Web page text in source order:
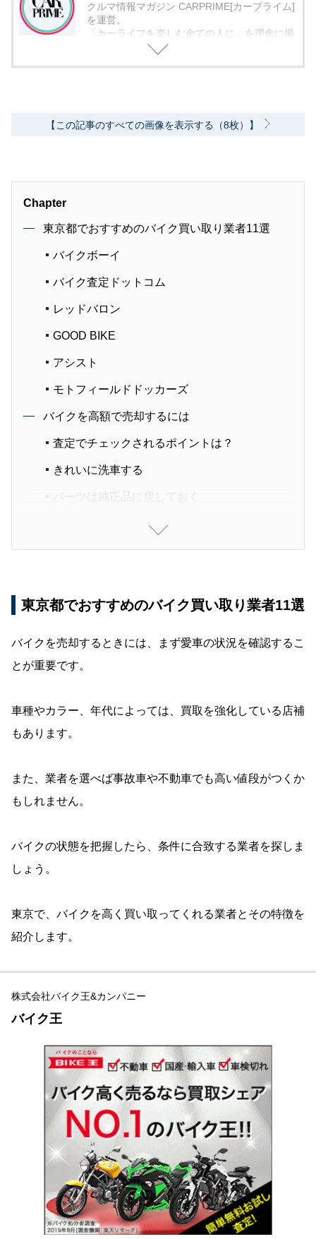
クルマ情報マガジン CARPRIME[カープライム]
を運営。
「カーライフを楽しむ全ての人に」を理念に掲
げ、編集に取り組んでいます。
【この記事のすべての画像を表示する（8枚）】
Chapter
東京都でおすすめのバイク買い取り業者11選
バイクボーイ
バイク査定ドットコム
レッドバロン
GOOD BIKE
アシスト
モトフィールドドッカーズ
バイクを高額で売却するには
査定でチェックされるポイントは？
きれいに洗車する
パーツは純正品に戻しておく
KATIXの全国一括査定ならバイクが高く売れる！
バイクを売るときは、業者ごとの特徴をチェック
東京都でおすすめのバイク買い取り業者11選
バイクを売却するときには、まず愛車の状況を確認するこ
とが重要です。
車種やカラー、年代によっては、買取を強化している店補
もあります。
また、業者を選べば事故車や不動車でも高い値段がつくか
もしれません。
バイクの状態を把握したら、条件に合致する業者を探しま
しょう。
東京で、バイクを高く買い取ってくれる業者とその特徴を
紹介します。
株式会社バイク王&カンパニー
バイク王